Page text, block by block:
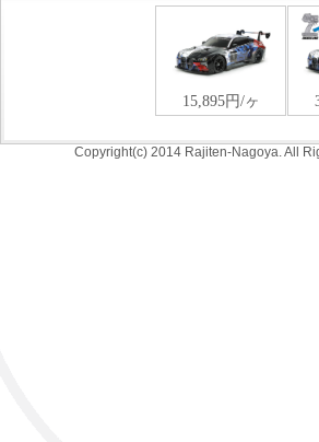
Copyright(c) 2014 Rajiten-Nagoya. All